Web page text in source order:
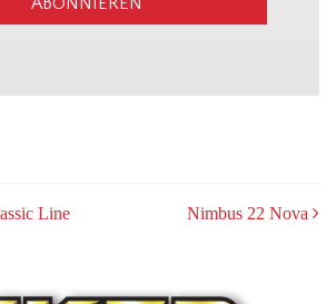
Line Nimbus 22 Nova